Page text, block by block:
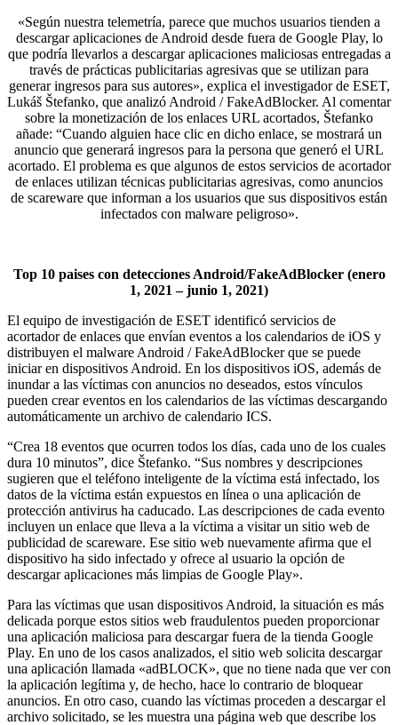
«Según nuestra telemetría, parece que muchos usuarios tienden a
descargar aplicaciones de Android desde fuera de Google Play, lo
que podría llevarlos a descargar aplicaciones maliciosas entregadas a
través de prácticas publicitarias agresivas que se utilizan para
generar ingresos para sus autores», explica el investigador de ESET,
Lukáš Štefanko, que analizó Android / FakeAdBlocker. Al comentar
sobre la monetización de los enlaces URL acortados, Štefanko
añade: “Cuando alguien hace clic en dicho enlace, se mostrará un
anuncio que generará ingresos para la persona que generó el URL
acortado. El problema es que algunos de estos servicios de acortador
de enlaces utilizan técnicas publicitarias agresivas, como anuncios
de scareware que informan a los usuarios que sus dispositivos están
infectados con malware peligroso».
Top 10 paises con detecciones Android/FakeAdBlocker (enero
1, 2021 – junio 1, 2021)
El equipo de investigación de ESET identificó servicios de
acortador de enlaces que envían eventos a los calendarios de iOS y
distribuyen el malware Android / FakeAdBlocker que se puede
iniciar en dispositivos Android. En los dispositivos iOS, además de
inundar a las víctimas con anuncios no deseados, estos vínculos
pueden crear eventos en los calendarios de las víctimas descargando
automáticamente un archivo de calendario ICS.
“Crea 18 eventos que ocurren todos los días, cada uno de los cuales
dura 10 minutos”, dice Štefanko. “Sus nombres y descripciones
sugieren que el teléfono inteligente de la víctima está infectado, los
datos de la víctima están expuestos en línea o una aplicación de
protección antivirus ha caducado. Las descripciones de cada evento
incluyen un enlace que lleva a la víctima a visitar un sitio web de
publicidad de scareware. Ese sitio web nuevamente afirma que el
dispositivo ha sido infectado y ofrece al usuario la opción de
descargar aplicaciones más limpias de Google Play».
Para las víctimas que usan dispositivos Android, la situación es más
delicada porque estos sitios web fraudulentos pueden proporcionar
una aplicación maliciosa para descargar fuera de la tienda Google
Play. En uno de los casos analizados, el sitio web solicita descargar
una aplicación llamada «adBLOCK», que no tiene nada que ver con
la aplicación legítima y, de hecho, hace lo contrario de bloquear
anuncios. En otro caso, cuando las víctimas proceden a descargar el
archivo solicitado, se les muestra una página web que describe los